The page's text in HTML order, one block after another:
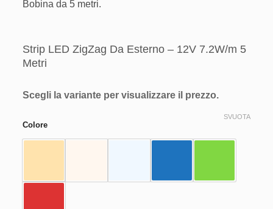
Bobina da 5 metri.
Strip LED ZigZag Da Esterno – 12V 7.2W/m 5
Metri
Scegli la variante per visualizzare il prezzo.
Colore
SVUOTA